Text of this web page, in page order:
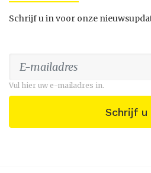
Schrijf u in voor onze
Vul hier uw e-mailadres in.
Schrijf u